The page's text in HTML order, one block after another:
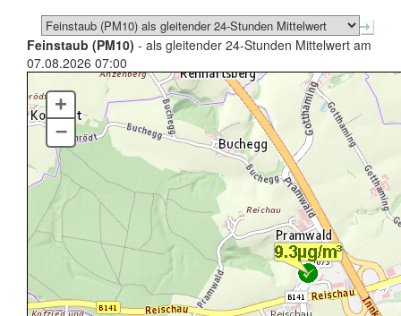
Feinstaub (PM10) - als gleitender 24-Stunden Mittelwert am
07.08.2026 07:00
+
–